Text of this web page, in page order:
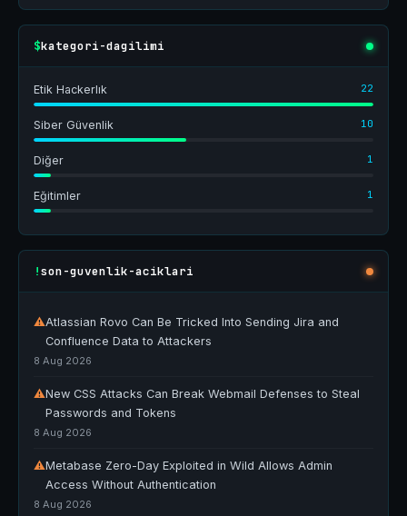
$kategori-dagilimi
Etik Hackerlık 22
Siber Güvenlik 10
Diğer 1
Eğitimler 1
!son-guvenlik-aciklari
⚠Atlassian Rovo Can Be Tricked Into Sending Jira and
Confluence Data to Attackers
8 Aug 2026
⚠New CSS Attacks Can Break Webmail Defenses to Steal
Passwords and Tokens
8 Aug 2026
⚠Metabase Zero-Day Exploited in Wild Allows Admin
Access Without Authentication
8 Aug 2026